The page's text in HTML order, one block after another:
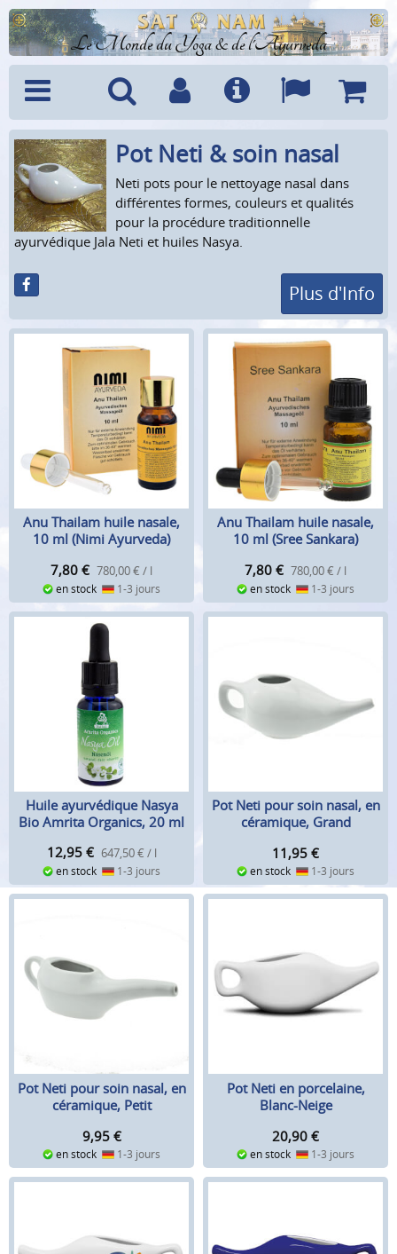
Le Monde du Yoga & de l'Ayurveda
Menu Recherche
CompteInfo LanguesPanier
Pot Neti & soin nasal
Neti pots pour le nettoyage nasal dans
différentes formes, couleurs et qualités
pour la procédure traditionnelle
ayurvédique Jala Neti et huiles Nasya.
Plus d'Info
Anu Thailam huile nasale,
10 ml (Nimi Ayurveda)
7,80 € 780,00 € / l
en stock 1-3 jours
Anu Thailam huile nasale,
10 ml (Sree Sankara)
7,80 € 780,00 € / l
en stock 1-3 jours
Huile ayurvédique Nasya
Bio Amrita Organics, 20 ml
12,95 € 647,50 € / l
en stock 1-3 jours
Pot Neti pour soin nasal, en
céramique, Grand
11,95 €
en stock 1-3 jours
Pot Neti pour soin nasal, en
céramique, Petit
9,95 €
en stock 1-3 jours
Pot Neti en porcelaine,
Blanc-Neige
20,90 €
en stock 1-3 jours